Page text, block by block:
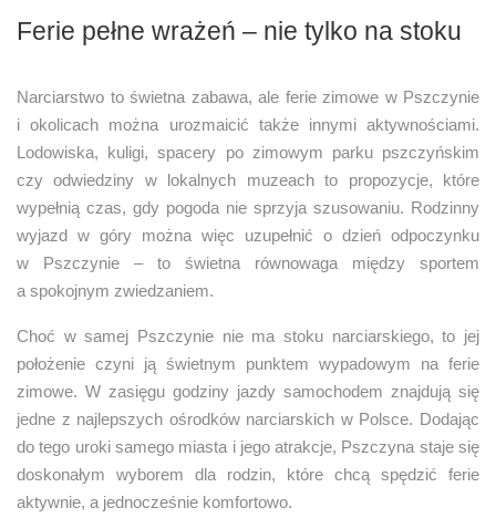
Ferie pełne wrażeń – nie tylko na stoku
Narciarstwo to świetna zabawa, ale ferie zimowe w Pszczynie
i okolicach można urozmaicić także innymi aktywnościami.
Lodowiska, kuligi, spacery po zimowym parku pszczyńskim
czy odwiedziny w lokalnych muzeach to propozycje, które
wypełnią czas, gdy pogoda nie sprzyja szusowaniu. Rodzinny
wyjazd w góry można więc uzupełnić o dzień odpoczynku
w Pszczynie – to świetna równowaga między sportem
a spokojnym zwiedzaniem.
Choć w samej Pszczynie nie ma stoku narciarskiego, to jej
położenie czyni ją świetnym punktem wypadowym na ferie
zimowe. W zasięgu godziny jazdy samochodem znajdują się
jedne z najlepszych ośrodków narciarskich w Polsce. Dodając
do tego uroki samego miasta i jego atrakcje, Pszczyna staje się
doskonałym wyborem dla rodzin, które chcą spędzić ferie
aktywnie, a jednocześnie komfortowo.